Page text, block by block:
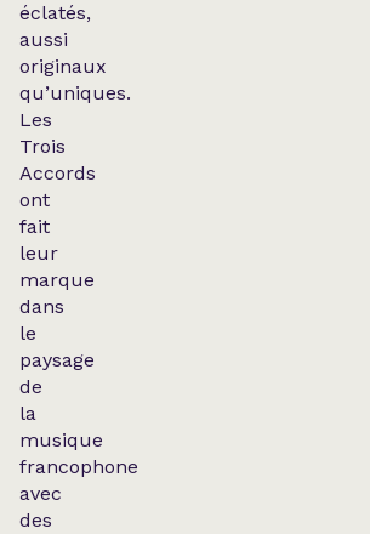
éclatés,
aussi
originaux
qu’uniques.
Les
Trois
Accords
ont
fait
leur
marque
dans
le
paysage
de
la
musique
francophone
avec
des